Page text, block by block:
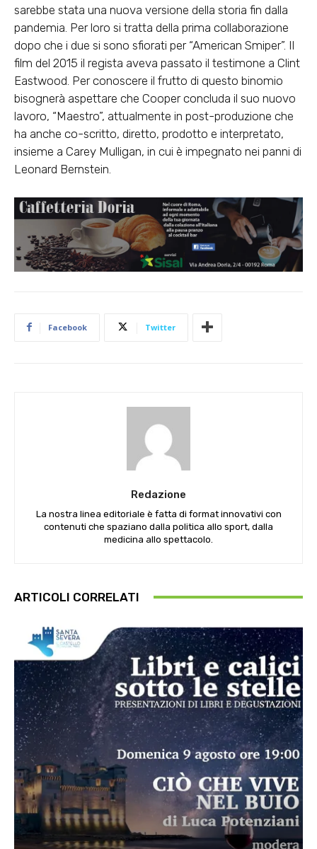
sarebbe stata una nuova versione della storia fin dalla
pandemia. Per loro si tratta della prima collaborazione
dopo che i due si sono sfiorati per “American Smiper”. Il
film del 2015 il regista aveva passato il testimone a Clint
Eastwood. Per conoscere il frutto di questo binomio
bisognerà aspettare che Cooper concluda il suo nuovo
lavoro, “Maestro”, attualmente in post-produzione che
ha anche co-scritto, diretto, prodotto e interpretato,
insieme a Carey Mulligan, in cui è impegnato nei panni di
Leonard Bernstein.
Facebook Twitter
Redazione
La nostra linea editoriale è fatta di format innovativi con
contenuti che spaziano dalla politica allo sport, dalla
medicina allo spettacolo.
ARTICOLI CORRELATI